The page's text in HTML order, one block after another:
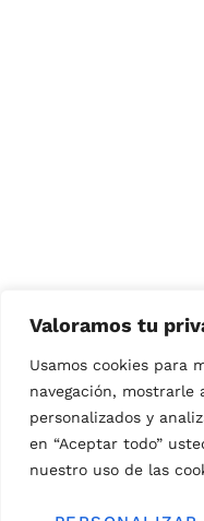
Valoramos tu
Usamos cookies para
navegación, mostrarle
personalizados y
en “Aceptar todo”
nuestro uso de las